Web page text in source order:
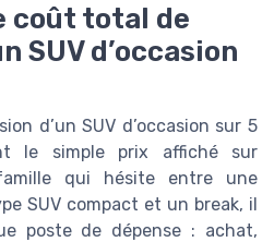
coût total de
SUV d’occasion
d’un SUV d’occasion sur 5
le simple prix affiché sur
qui hésite entre une
SUV compact et un break, il
poste de dépense : achat,